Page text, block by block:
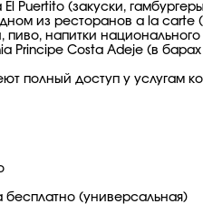
Puertito (закуски,
из ресторанов a la carte
напитки
Principe Costa Adeje (в
полный доступ у услугам
бесплатно (универсальная)